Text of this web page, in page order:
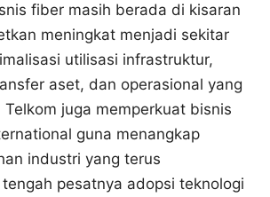
fiber masih berada di kisaran
meningkat menjadi sekitar
utilisasi infrastruktur,
aset, dan operasional yang
juga memperkuat bisnis
guna menangkap
industri yang terus
pesatnya adopsi teknologi